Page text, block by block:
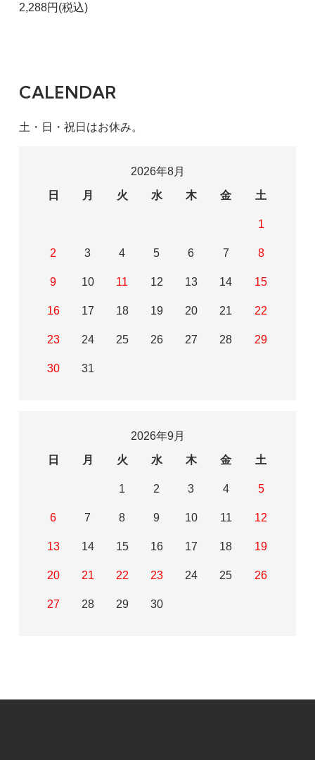
2,288円(税込)
CALENDAR
土・日・祝日はお休み。
2026年8月
日
月 火 水 木 金 土
1
2 3 4 5 6 7 8
9 10 11 12 13 14 15
16 17 18 19 20 21 22
23 24 25 26 27 28 29
30 31
2026年9月
日
月 火 水 木 金 土
1 2 3 4 5
6 7 8 9 10 11 12
13 14 15 16 17 18 19
20 21 22 23 24 25 26
27 28 29 30